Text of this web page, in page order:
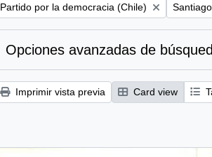
Remove filter:
Partido por la democracia (Chile) Remove
Opciones avanzadas de
Imprimir vista previa Card view